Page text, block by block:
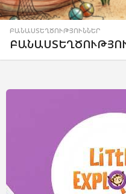
ԲԱՆԱՍՏԵՂԾՈՒԹՅՈՒՆՆԵՐ